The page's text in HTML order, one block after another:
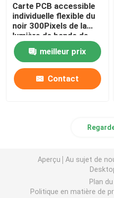
Carte PCB accessible
individuelle flexible du
noir 300Pixels de la
lumière de bande de
WS2812B LED RVB
5050SMD 16.4FT
60Pixels/M polychrome
meilleur prix
Contact
Aperçu Au sujet de
Plan
Politique en matière de